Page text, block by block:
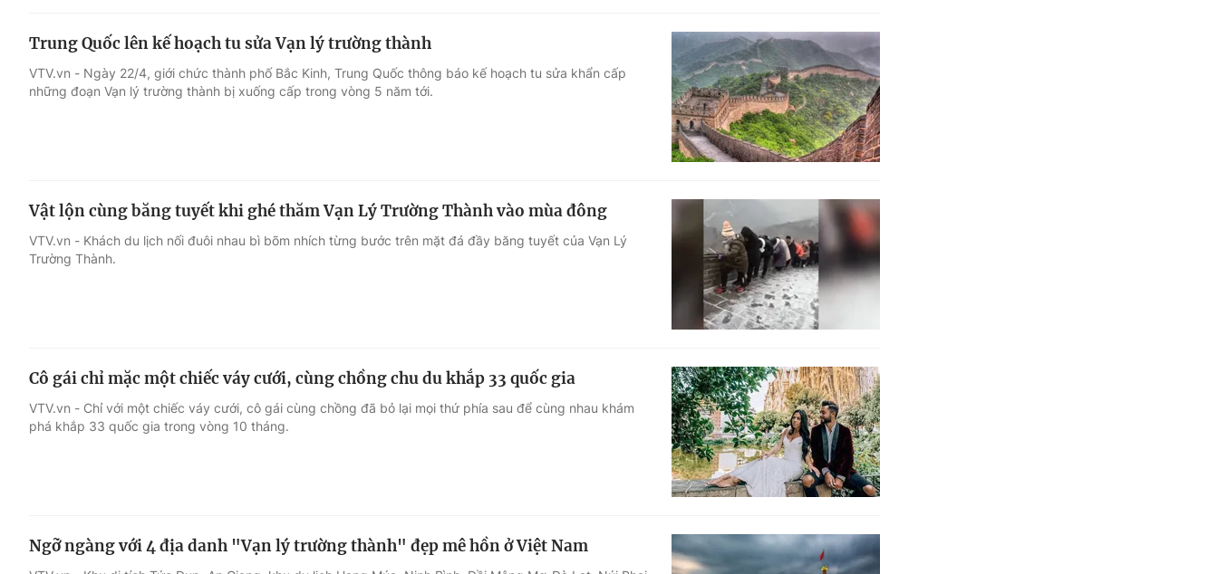
Trung Quốc lên kế hoạch tu sửa Vạn lý trường thành
VTV.vn - Ngày 22/4, giới chức thành phố Bắc Kinh, Trung Quốc thông báo kế hoạch tu sửa khẩn cấp
những đoạn Vạn lý trường thành bị xuống cấp trong vòng 5 năm tới.
Vật lộn cùng băng tuyết khi ghé thăm Vạn Lý Trường Thành vào mùa đông
VTV.vn - Khách du lịch nối đuôi nhau bì bõm nhích từng bước trên mặt đá đầy băng tuyết của Vạn Lý
Trường Thành.
Cô gái chỉ mặc một chiếc váy cưới, cùng chồng chu du khắp 33 quốc gia
VTV.vn - Chỉ với một chiếc váy cưới, cô gái cùng chồng đã bỏ lại mọi thứ phía sau để cùng nhau khám
phá khắp 33 quốc gia trong vòng 10 tháng.
Ngỡ ngàng với 4 địa danh "Vạn lý trường thành" đẹp mê hồn ở Việt Nam